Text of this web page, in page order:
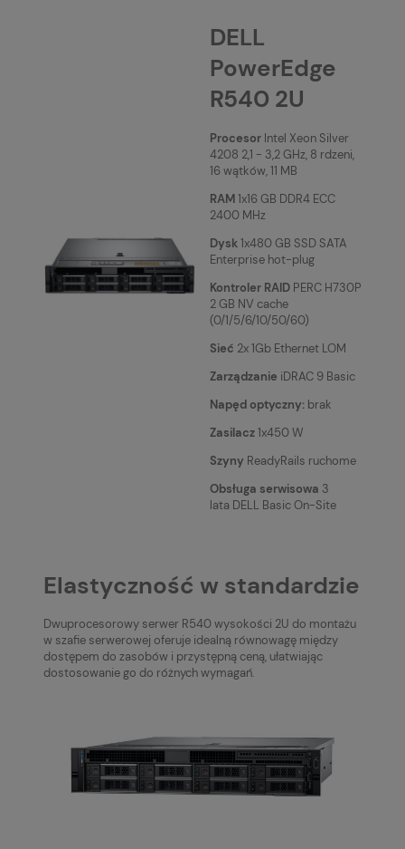
DELL
PowerEdge
R540 2U
Procesor Intel Xeon Silver
4208 2,1 - 3,2 GHz, 8 rdzeni,
16 wątków, 11 MB
RAM1x16 GB DDR4 ECC
2400 MHz
Dysk1x480 GB SSD SATA
Enterprise hot-plug
Kontroler RAID PERC H730P
2 GB NV cache
(0/1/5/6/10/50/60)
Sieć 2x 1Gb Ethernet LOM
Zarządzanie iDRAC 9 Basic
Napęd optyczny: brak
Zasilacz1x450 W
Szyny ReadyRails ruchome
Obsługa serwisowa 3
lata DELL Basic On-Site
Elastyczność w standardzie
Dwuprocesorowy serwer R540 wysokości 2U do montażu
w szafie serwerowej oferuje idealną równowagę między
dostępem do zasobów i przystępną ceną, ułatwiając
dostosowanie go do różnych wymagań.